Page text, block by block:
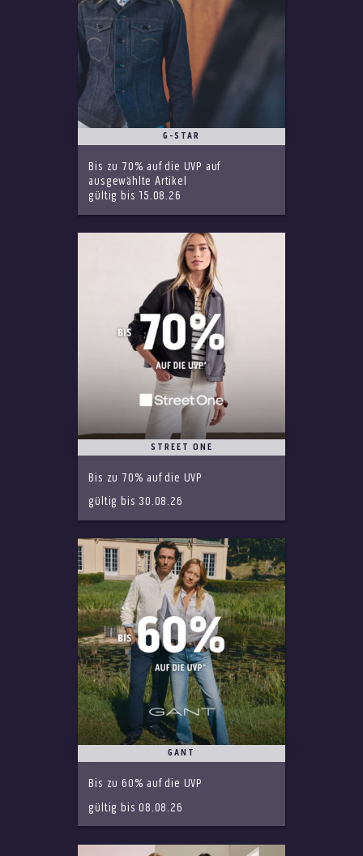
G-STAR
Bis zu 70% auf die UVP auf
ausgewählte Artikel
gültig bis 15.08.26
STREET ONE
Bis zu 70% auf die UVP
gültig bis 30.08.26
GANT
Bis zu 60% auf die UVP
gültig bis 08.08.26